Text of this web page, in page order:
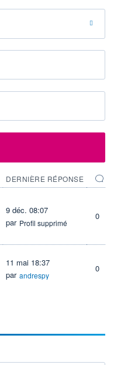
DERNIÈRE RÉPONSE
9 déc. 08:07
par Profil supprimé
0
11 mai 18:37
par andrespy
0